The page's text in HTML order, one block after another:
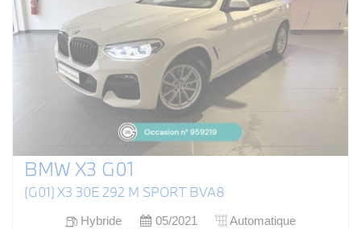
BMW X3 G01
(G01) X3 30E 292 M SPORT BVA8
Hybride 05/2021
Automatique